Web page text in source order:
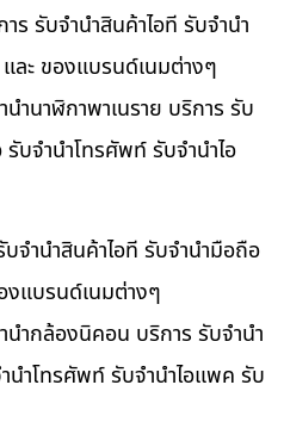
ร รับจำนำสินค้าไอที รับจำนำ
ละ ของแบรนด์เนมต่างๆ
ำนาฬิกาพาเนราย บริการ รับ
บจำนำโทรศัพท์ รับจำนำไอ
จำนำสินค้าไอที รับจำนำมือถือ
งแบรนด์เนมต่างๆ
ำกล้องนิคอน บริการ รับจำนำ
นำโทรศัพท์ รับจำนำไอแพค รับ